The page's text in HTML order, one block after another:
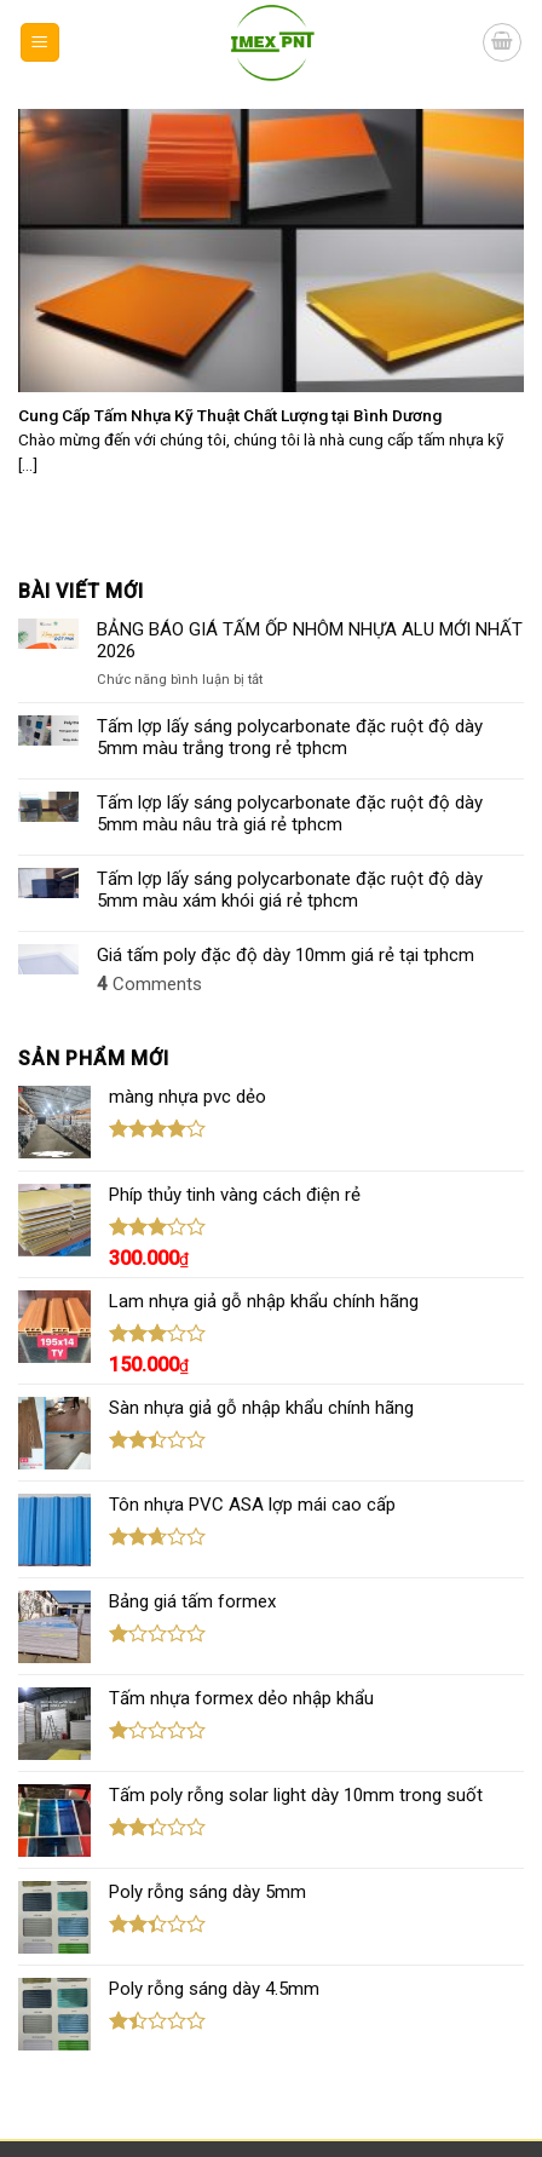
Cung Cấp Tấm Nhựa Kỹ Thuật Chất Lượng tại Bình Dương
Chào mừng đến với chúng tôi, chúng tôi là nhà cung cấp tấm nhựa kỹ
[...]
BÀI VIẾT MỚI
BẢNG BÁO GIÁ TẤM ỐP NHÔM NHỰA ALU MỚI NHẤT
2026
Chức năng bình luận bị tắtở
BÁO
GIÁ
TẤM
NHÔM
NHỰA
NHẤT
2026
Tấm lợp lấy sáng polycarbonate đặc ruột độ dày
5mm màu trắng trong rẻ tphcm
Tấm lợp lấy sáng polycarbonate đặc ruột độ dày
5mm màu nâu trà giá rẻ tphcm
Tấm lợp lấy sáng polycarbonate đặc ruột độ dày
5mm màu xám khói giá rẻ tphcm
Giá tấm poly đặc độ dày 10mm giá rẻ tại tphcm
4 Comments
SẢN PHẨM MỚI
màng nhựa pvc dẻo
4.00 5
sao
Phíp thủy tinh vàng cách điện rẻ
Được
hạng
3.00 5
sao
300.000₫
Lam nhựa giả gỗ nhập khẩu chính hãng
Được
hạng
3.00 5
sao
150.000₫
Sàn nhựa giả gỗ nhập khẩu chính hãng
hạng
2.43
5 sao
Tôn nhựa PVC ASA lợp mái cao cấp
hạng
2.67
5 sao
Bảng giá tấm formex
hạng
1.12
5
Tấm nhựa formex dẻo nhập khẩu
hạng
1.12
5
Tấm poly rỗng solar light dày 10mm trong suốt
hạng
2.29
5 sao
Poly rỗng sáng dày 5mm
hạng
2.37
5 sao
Poly rỗng sáng dày 4.5mm
sao